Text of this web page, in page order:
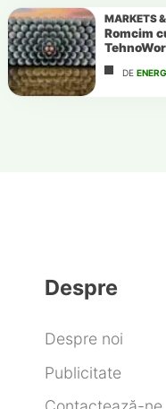
MARKETS
Romcim
DE
Despre
Despre noi
Publicitate